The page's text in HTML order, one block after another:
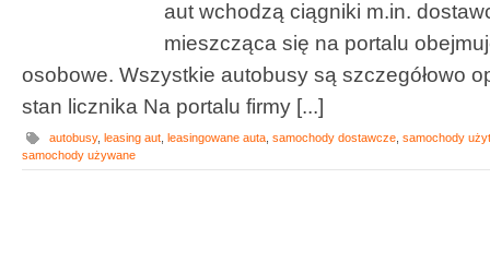
aut wchodzą ciągniki m.in.
mieszcząca się na portalu
osobowe. Wszystkie autobusy są szczegółowo
stan licznika Na portalu firmy [...]
autobusy, leasing aut leasingowane auta samochody dostawcze samochody
samochody używane